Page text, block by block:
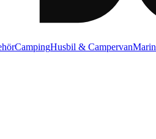
CampingHusbil & CampervanMarin